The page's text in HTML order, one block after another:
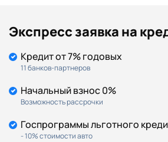
Экспресс заявка на
Кредит от 7% годовых
11 банков-партнеров
Начальный взнос 0%
Возможность рассрочки
Госпрограммы льготного
- 10% стоимости авто